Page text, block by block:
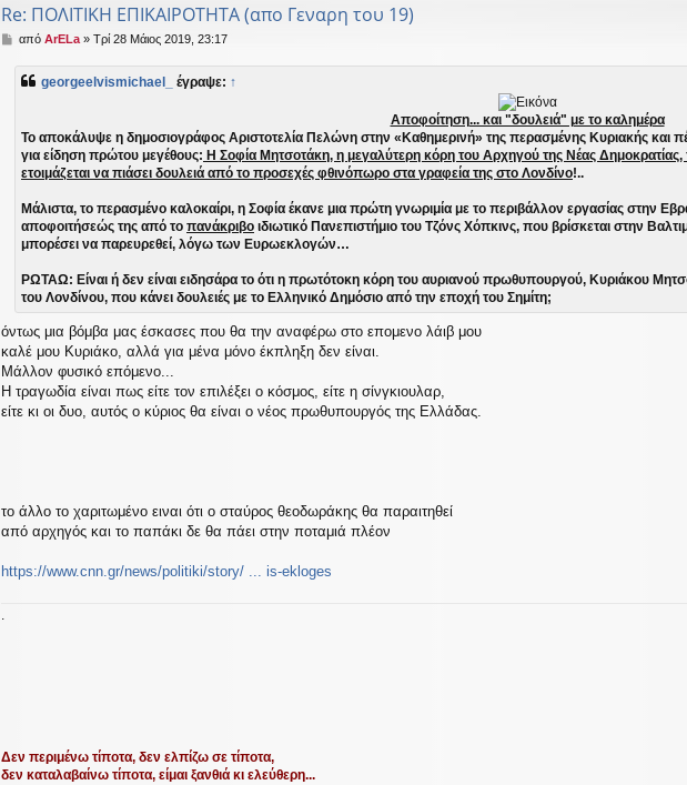
Re: ΠΟΛΙΤΙΚΗ ΕΠΙΚΑΙΡΟΤΗΤΑ (απο Γεναρη του 19)
Δ
μ
σ
από ArELa» Τρί 28 Μάιος 2019, 23:17
georgeelvismichael_ έγραψε: ↑
Αποφοίτηση... και "δουλειά" με το καλημέρα
Το αποκάλυψε η δημοσιογράφος Αριστοτελία Πελώνη στην «Καθημερινή» της περασμένης Κυριακής και
για είδηση πρώτου μεγέθους: Η Σοφία Μητσοτάκη, η μεγαλύτερη κόρη του Αρχηγού της Νέας
ετοιμάζεται να πιάσει δουλειά από το προσεχές φθινόπωρο στα γραφεία της στο Λονδίνο!..
Μάλιστα, το περασμένο καλοκαίρι, η Σοφία έκανε μια πρώτη γνωριμία με το περιβάλλον εργασίας στην
αποφοιτήσεώς της από το πανάκριβο ιδιωτικό Πανεπιστήμιο του Τζόνς Χόπκινς, που βρίσκεται στην
μπορέσει να παρευρεθεί, λόγω των Ευρωεκλογών…
ΡΩΤΑΩ: Είναι ή δεν είναι ειδησάρα το ότι η πρωτότοκη κόρη του αυριανού πρωθυπουργού, Κυριάκου
του Λονδίνου, που κάνει δουλειές με το Ελληνικό Δημόσιο από την εποχή του Σημίτη;
όντως μια βόμβα μας έσκασες που θα την αναφέρω στο επομενο λάιβ μου
καλέ μου Κυριάκο, αλλά για μένα μόνο έκπληξη δεν είναι.
Μάλλον φυσικό επόμενο...
Η τραγωδία είναι πως είτε τον επιλέξει ο κόσμος, είτε η σίνγκιουλαρ,
είτε κι οι δυο, αυτός ο κύριος θα είναι ο νέος πρωθυπουργός της Ελλάδας.
το άλλο το χαριτωμένο ειναι ότι ο σταύρος θεοδωράκης θα παραιτηθεί
από αρχηγός και το παπάκι δε θα πάει στην ποταμιά πλέον
https://www.cnn.gr/news/politiki/story/ ... is-ekloges
.
Δεν περιμένω τίποτα, δεν ελπίζω σε τίποτα,
δεν καταλαβαίνω τίποτα, είμαι ξανθιά κι ελεύθερη...